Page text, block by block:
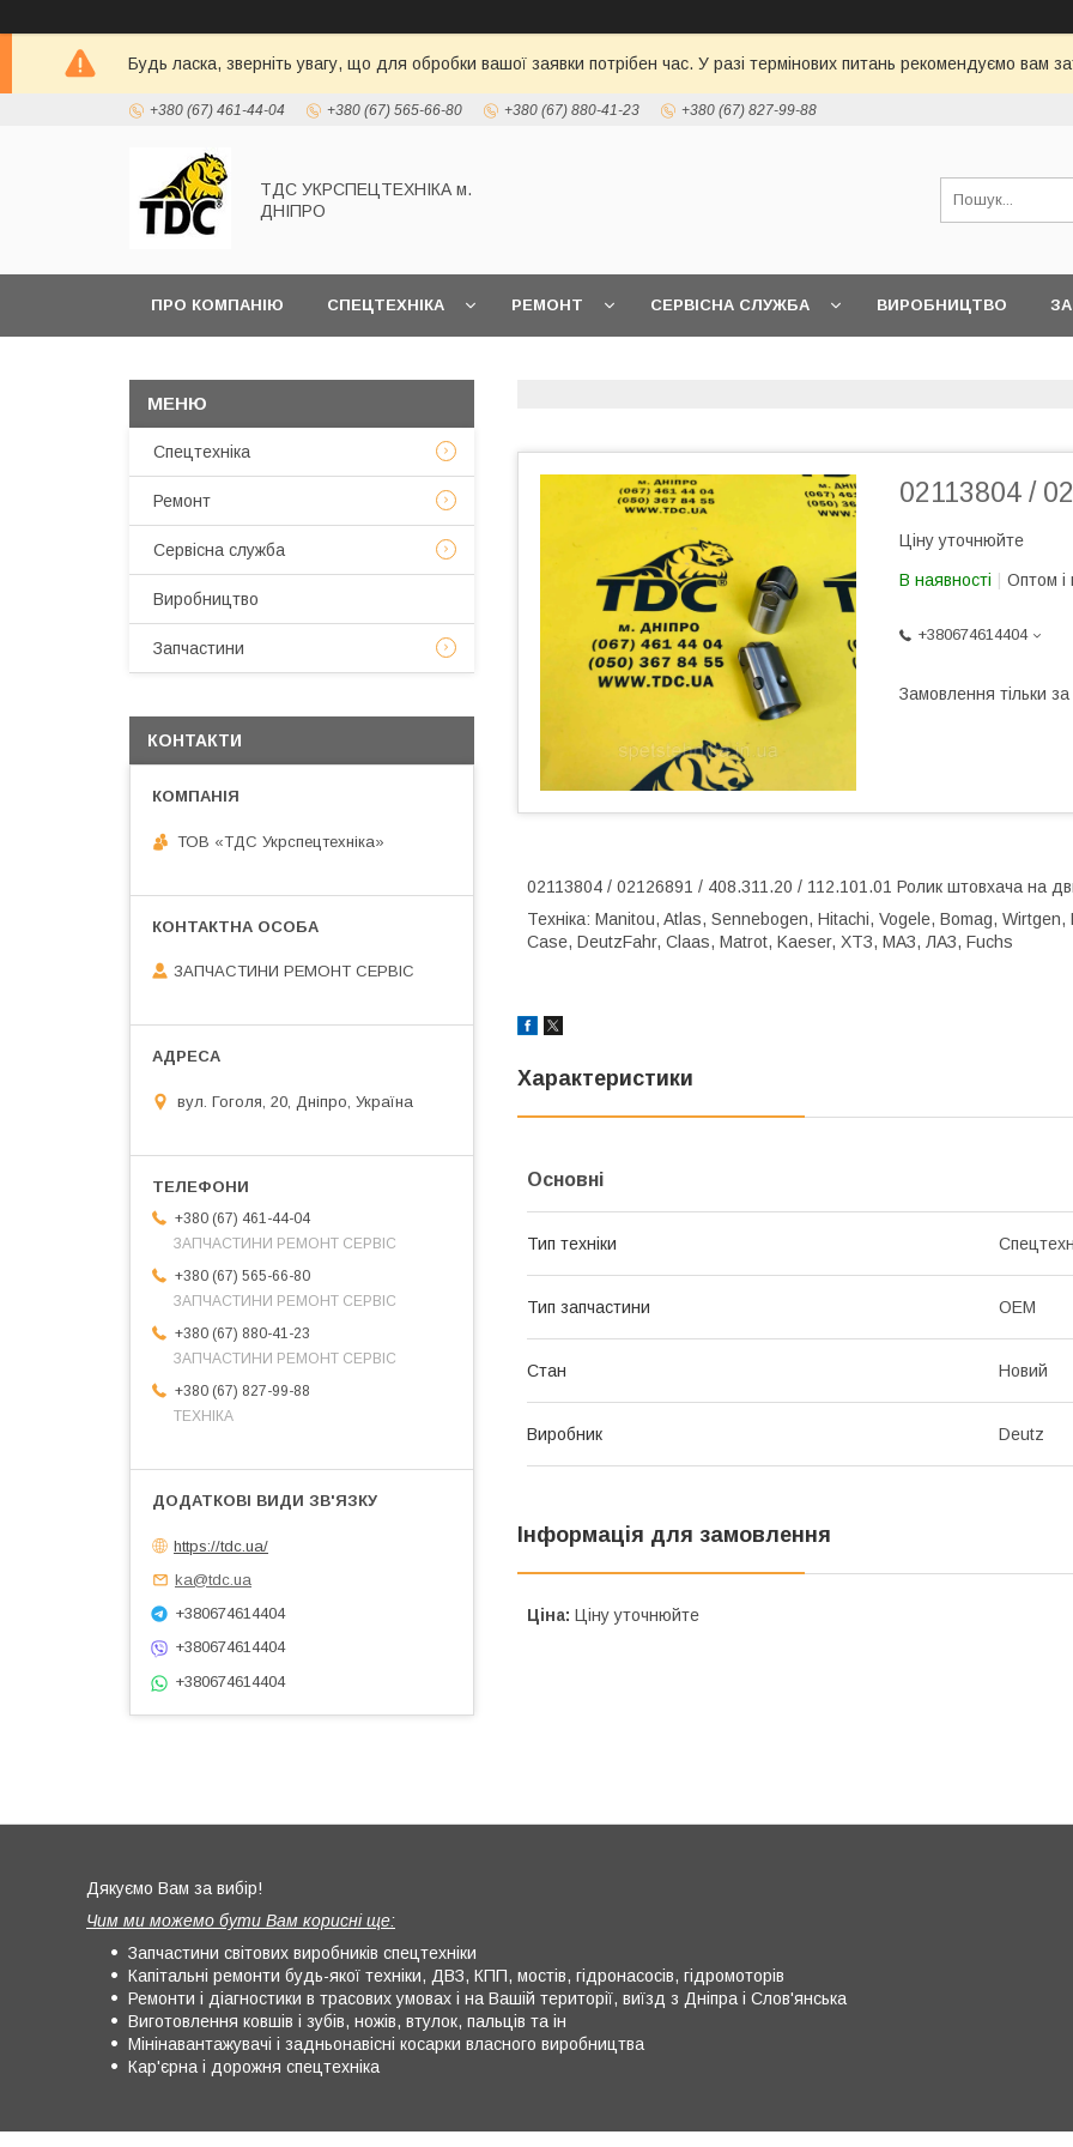
Будь ласка, зверніть увагу, що для обробки вашої заявки потрібен час. У разі термінових питань рекомендуємо
+380 (67) 461-44-04 +380 (67) 565-66-80 +380 (67) 880-41-23 +380 (67) 827-99-88
ТДС УКРСПЕЦТЕХНІКА м.
ДНІПРО
ПРО КОМПАНІЮ СПЕЦТЕХНІКА РЕМОНТ СЕРВІСНА СЛУЖБА ВИРОБНИЦТВО
02113804 /
Ціну уточнюйте
В наявності Оптом і
+380674614404
Замовлення тільки
02113804 / 02126891 / 408.311.20 / 112.101.01 Ролик штовхача на
Техніка: Manitou, Atlas, Sennebogen, Hitachi, Vogele, Bomag,
Case, DeutzFahr, Claas, Matrot, Kaeser, ХТЗ, МАЗ, ЛАЗ, Fuchs
Характеристики
Основні
Тип техніки
Тип запчастини OEM
Стан Новий
Виробник Deutz
Інформація для замовлення
Ціна: Ціну уточнюйте
Спецтехніка
Ремонт
Сервісна служба
Виробництво
Запчастини
КОНТАКТИ
ТОВ «ТДС Укрспецтехніка»
ЗАПЧАСТИНИ РЕМОНТ СЕРВІС
вул. Гоголя, 20, Дніпро, Україна
+380 (67) 461-44-04
ЗАПЧАСТИНИ РЕМОНТ СЕРВІС
+380 (67) 565-66-80
ЗАПЧАСТИНИ РЕМОНТ СЕРВІС
+380 (67) 880-41-23
ЗАПЧАСТИНИ РЕМОНТ СЕРВІС
+380 (67) 827-99-88
ТЕХНІКА
https://tdc.ua/
ka@tdc.ua
+380674614404
+380674614404
+380674614404
Дякуємо Вам за вибір!
Чим ми можемо бути Вам корисні ще:
Запчастини світових виробників спецтехніки
Капітальні ремонти будь-якої техніки, ДВЗ, КПП, мостів, гідронасосів, гідромоторів
Ремонти і діагностики в трасових умовах і на Вашій території, виїзд з Дніпра і Слов'янська
Виготовлення ковшів і зубів, ножів, втулок, пальців та ін
Мінінавантажувачі і задньонавісні косарки власного виробництва
Кар'єрна і дорожня спецтехніка